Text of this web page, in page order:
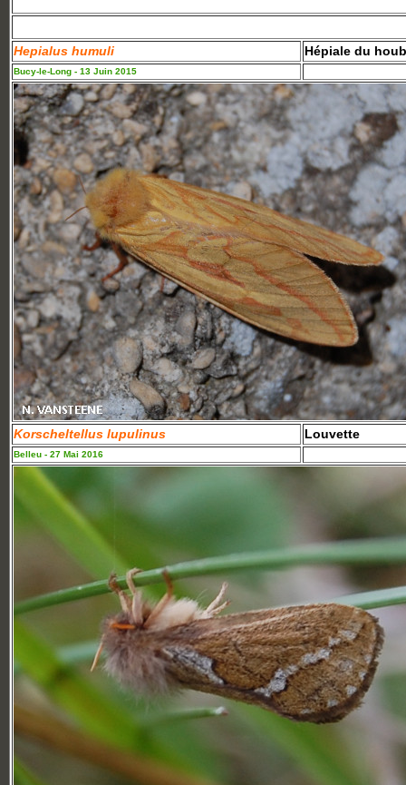
Hepialus humuli Hépiale du
Bucy-le-Long - 13 Juin 2015
Korscheltellus lupulinus Louvette
Belleu - 27 Mai 2016